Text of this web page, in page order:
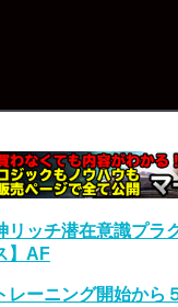
リッチ潜在意識プラ
】AF
トレーニング開始から